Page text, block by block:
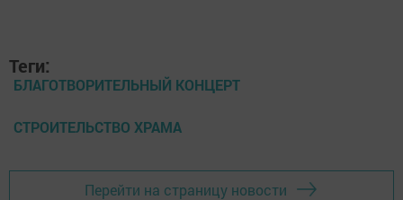
Теги:
БЛАГОТВОРИТЕЛЬНЫЙ КОНЦЕРТ
СТРОИТЕЛЬСТВО ХРАМА
Перейти на страницу новости